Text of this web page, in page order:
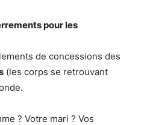
pour les
de concessions des
(les corps se retrouvant
? Votre mari ? Vos